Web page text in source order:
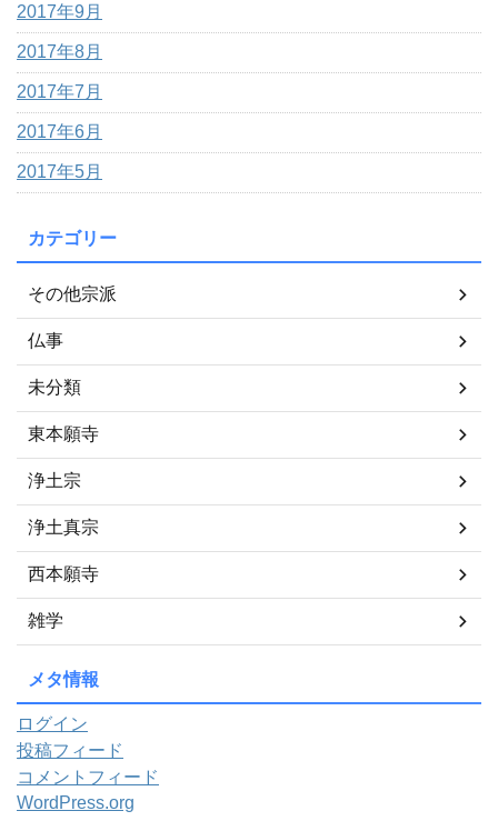
2017年9月
2017年8月
2017年7月
2017年6月
2017年5月
カテゴリー
その他宗派
仏事
未分類
東本願寺
浄土宗
浄土真宗
西本願寺
雑学
メタ情報
ログイン
投稿フィード
コメントフィード
WordPress.org